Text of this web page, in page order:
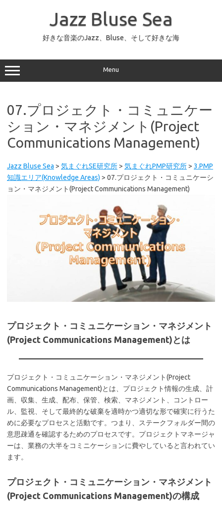
ッ
プ
Jazz Bluse Sea
好きな音楽のJazz、Bluse、そして好きな海
Menu
07.プロジェクト・コミュニケー
ション・マネジメント(Project
Communications Management)
Jazz Bluse Sea > 気まぐれSE研究所> 気まぐれPMP研究所> 3.PMP
知識エリア(Knowledge Areas) > 07.プロジェクト・コミュニケーシ
ョン・マネジメント(Project Communications Management)
プロジェクト・コミュニケーション・マネジメント
(Project Communications Management)とは
プロジェクト・コミュニケーション・マネジメント(Project
Communications Management)とは、プロジェクト情報の生成、計
画、収集、生成、配布、保管、検索、マネジメント、コントロー
ル、監視、そして最終的な破棄を適時かつ適切な形で確実に行うた
めに必要なプロセスと活動です。つまり、ステークフォルダー間の
意思疎通を確認するためのプロセスです。プロジェクトマネージャ
ーは、業務の大半をコミニケーションに費やしていると言われてい
ます。
プロジェクト・コミュニケーション・マネジメント
(Project Communications Management)の構成